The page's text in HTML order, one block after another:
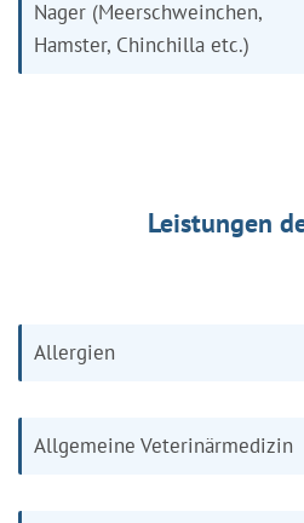
Nager (Meerschweinchen,
Hamster, Chinchilla etc.)
Leistungen
Allergien
Allgemeine Veterinärmedizin